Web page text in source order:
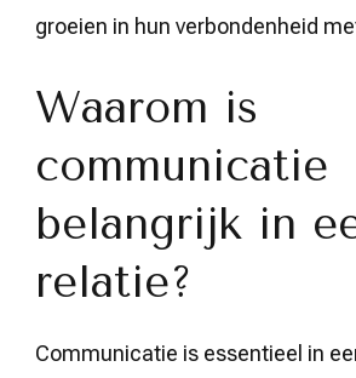
groeien in hun verbondenheid
Waarom is
communicatie
belangrijk in
relatie?
Communicatie is essentieel in